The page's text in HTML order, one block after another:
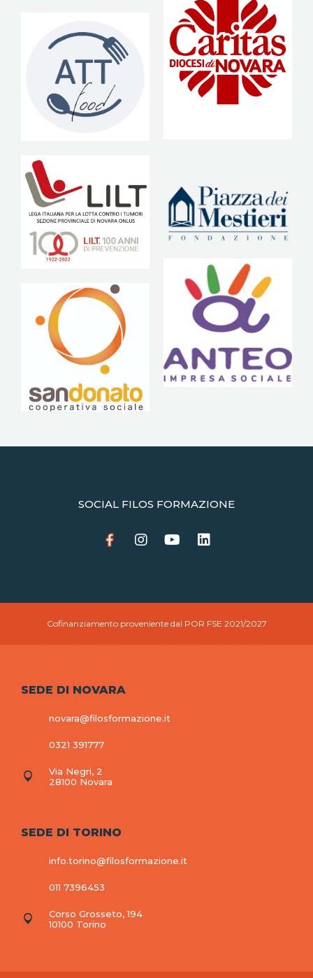
SOCIAL FILOS FORMAZIONE
Cofinanziamento proveniente dal POR FSE 2021/2027
SEDE DI NOVARA
novara@filosformazione.it
0321 391777
Via Negri, 2
28100 Novara
SEDE DI TORINO
info.torino@filosformazione.it
011 7396453
Corso Grosseto, 194
10100 Torino